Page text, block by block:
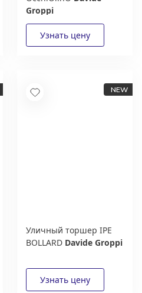
Groppi
Уличный торшер IPE
BOLLARD Davide Groppi